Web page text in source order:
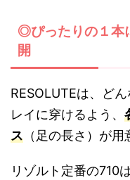
◎ぴったりの１本
開
RESOLUTEは、ど
レイに穿けるよう、
ス （足の長さ）が用
リゾルト定番の710